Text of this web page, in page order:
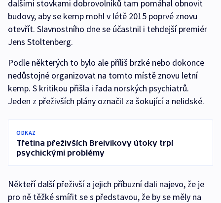
dalšími stovkami dobrovolníků tam pomáhal obnovit
budovy, aby se kemp mohl v létě 2015 poprvé znovu
otevřít. Slavnostního dne se účastnil i tehdejší premiér
Jens Stoltenberg.
Podle některých to bylo ale příliš brzké nebo dokonce
nedůstojné organizovat na tomto místě znovu letní
kemp. S kritikou přišla i řada norských psychiatrů.
Jeden z přeživších plány označil za šokující a nelidské.
ODKAZ
Třetina přeživších Breivikovy útoky trpí
psychickými problémy
Někteří další přeživší a jejich příbuzní dali najevo, že je
pro ně těžké smířit se s představou, že by se měly na